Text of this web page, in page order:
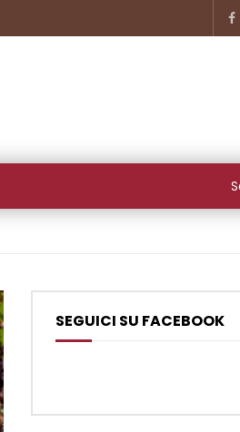
SEGUICI SU FACEBOOK